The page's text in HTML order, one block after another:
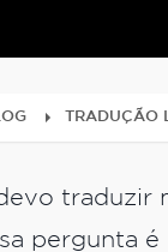
TRADUÇÃO
traduzir
pergunta